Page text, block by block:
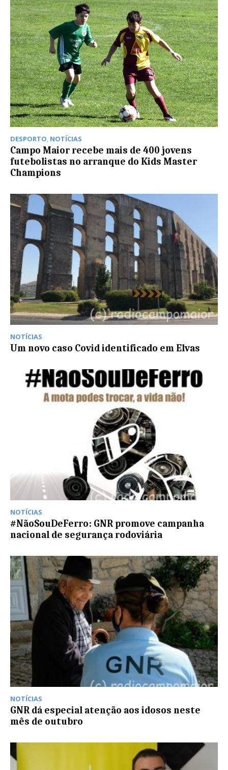
DESPORTO, NOTÍCIAS
Campo Maior recebe mais de 400 jovens
futebolistas no arranque do Kids Master
Champions
NOTÍCIAS
Um novo caso Covid identificado em Elvas
NOTÍCIAS
#NãoSouDeFerro: GNR promove campanha
nacional de segurança rodoviária
NOTÍCIAS
GNR dá especial atenção aos idosos neste
mês de outubro